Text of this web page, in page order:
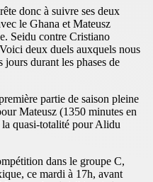
donc à suivre ses deux
le Ghana et Mateusz
Seidu contre Cristiano
deux duels auxquels nous
jours durant les phases de
partie de saison pleine
Mateusz (1350 minutes en
quasi-totalité pour Alidu
dans le groupe C,
ce mardi à 17h, avant